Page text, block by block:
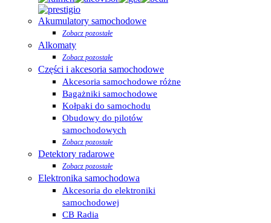
Akumulatory samochodowe
Zobacz pozostałe
Alkomaty
Zobacz pozostałe
Części i akcesoria samochodowe
Akcesoria samochodowe różne
Bagażniki samochodowe
Kołpaki do samochodu
Obudowy do pilotów
samochodowych
Zobacz pozostałe
Detektory radarowe
Zobacz pozostałe
Elektronika samochodowa
Akcesoria do elektroniki
samochodowej
CB Radia